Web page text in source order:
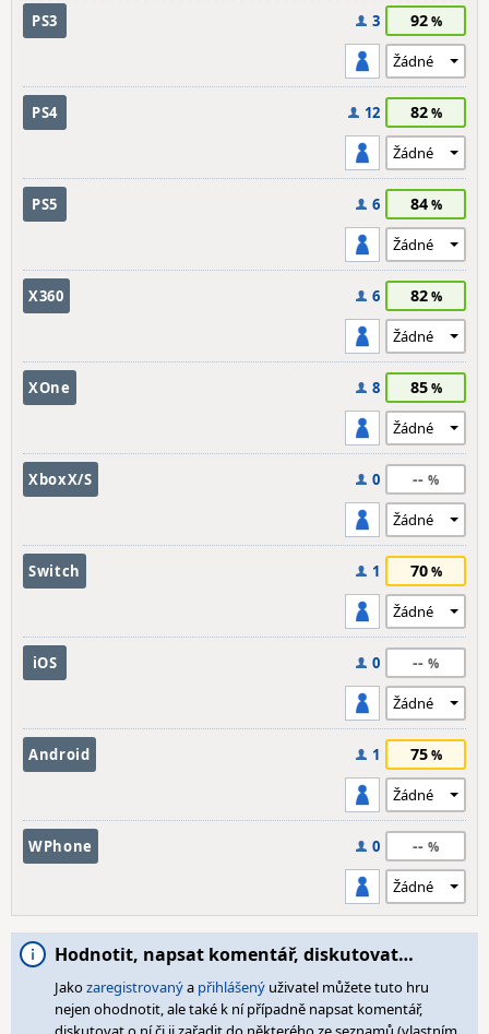
PS3 3 92
PS4 12 82
PS5 6 84
X360 6 82
XOne 8 85
XboxX/S 0 --
Switch 1 70
iOS 0 --
Android 1 75
WPhone 0 --
Hodnotit, napsat komentář, diskutovat…
Jakozaregistrovanýa přihlášený uživatel můžete tuto hru
nejen ohodnotit, ale také k ní případně napsat komentář,